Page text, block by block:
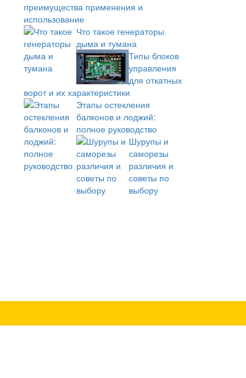
преимущества применения и
использование
Что такое генераторы
дыма и тумана
Типы блоков
управления
для откатных
ворот и их характеристики
Этапы остекления
балконов и лоджий:
полное руководство
Шурупы и
саморезы
различия и
советы по
выбору